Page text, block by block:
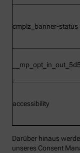
cmplz_banner-status
accessibility
Darüber hinaus
unseres Consent